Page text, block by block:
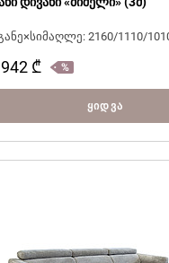
2160/1110/
₾
ᲧᲘᲓᲕᲐ